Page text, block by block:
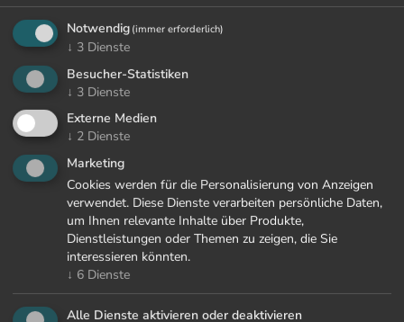
ab
7 Nächte
KIDS FOR FREE
MEHR ERFAHREN
Notwendig (immer erforderlich)
↓ 3 Dienste
Besucher-Statistiken
↓ 3 Dienste
Externe Medien
↓ 2 Dienste
Marketing
Cookies werden für die Personalisierung von Anzeigen
verwendet. Diese Dienste verarbeiten persönliche Daten,
um Ihnen relevante Inhalte über Produkte,
Dienstleistungen oder Themen zu zeigen, die Sie
interessieren könnten.
↓ 6 Dienste
Alle Dienste aktivieren oder deaktivieren